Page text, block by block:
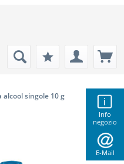
Info
negozio
E-Mail
alcool singole 10 g